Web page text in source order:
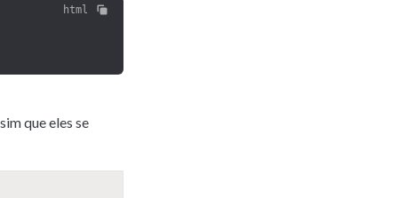
html
que eles se